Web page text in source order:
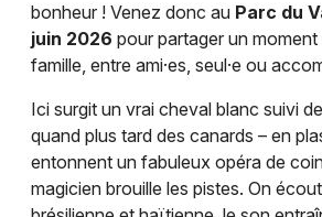
Festival en Auvergne-Rhône-
Newsletter des sorties
Artistes en tournée
bonheur ! Venez donc au Parc du
juin 2026 pour partager un
famille, entre ami·es, seul·e ou
Ici surgit un vrai cheval blanc suivi
quand plus tard des canards – en
entonnent un fabuleux opéra de
magicien brouille les pistes. On